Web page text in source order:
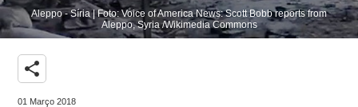
Aleppo - Síria | Foto: Voice of America News: Scott Bobb reports from
Aleppo, Syria /Wikimedia Commons
share
01 Março 2018